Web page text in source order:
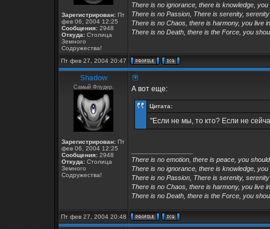
Зарегистрирован: Пт
фев 06, 2004 12:25
Сообщения: 2948
Откуда: Столица
Земного
Содружества!
There is no ignorance, there is knowledge,
There is no Passion, There is serenity,
There is no Chaos, there is harmony, you live
There is no Death, there is the Force, you
Пт фев 27, 2004 20:47
Shadow
Самый Флудер.
Зарегистрирован: Пт
фев 06, 2004 12:25
Сообщения: 2948
Откуда: Столица
Земного
Содружества!
А вот еще:
Цитата:
"Если не мы, то кто? Если не
There is no emotion, there is peace, you
There is no ignorance, there is knowledge,
There is no Passion, There is serenity,
There is no Chaos, there is harmony, you live
There is no Death, there is the Force, you
Пт фев 27, 2004 20:48